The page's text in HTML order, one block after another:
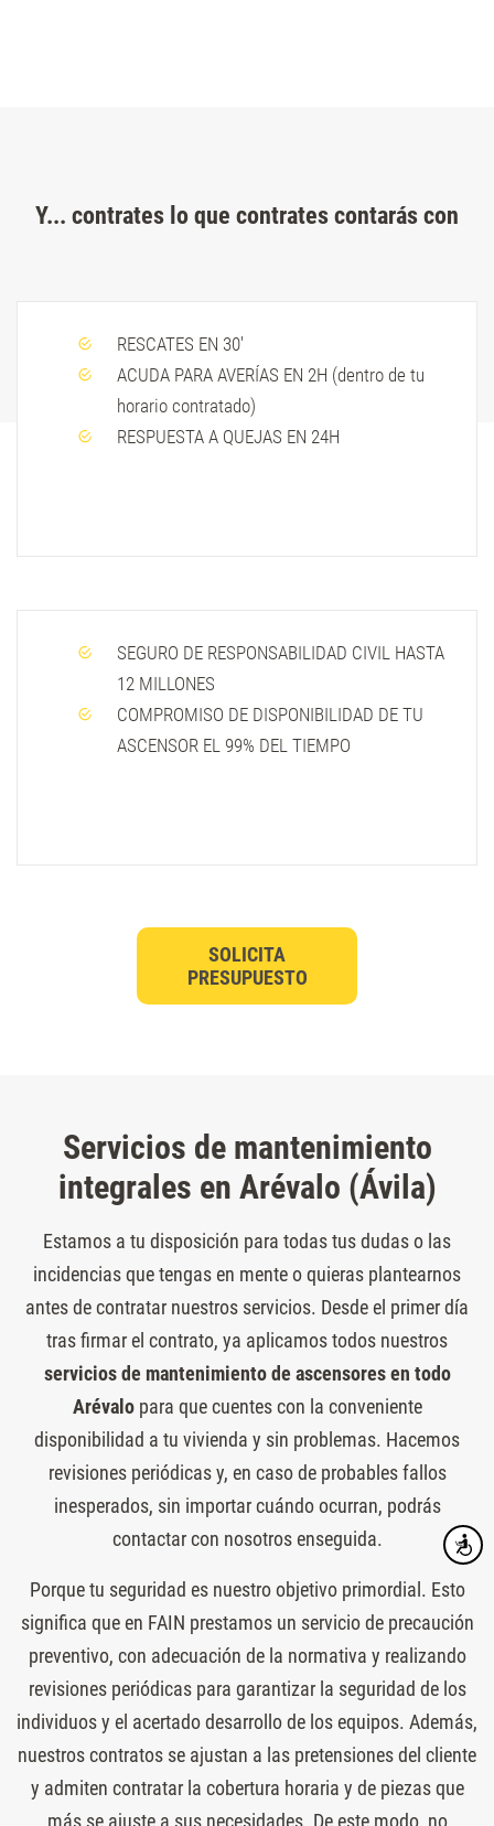
Y... contrates lo que contrates contarás con
RESCATES EN 30'
ACUDA PARA AVERÍAS EN 2H (dentro de tu
horario contratado)
RESPUESTA A QUEJAS EN 24H
SEGURO DE RESPONSABILIDAD CIVIL HASTA
12 MILLONES
COMPROMISO DE DISPONIBILIDAD DE TU
ASCENSOR EL 99% DEL TIEMPO
SOLICITA
PRESUPUESTO
Servicios de mantenimiento
integrales en Arévalo (Ávila)
Estamos a tu disposición para todas tus dudas o las
incidencias que tengas en mente o quieras plantearnos
antes de contratar nuestros servicios. Desde el primer día
tras firmar el contrato, ya aplicamos todos nuestros
servicios de mantenimiento de ascensores en todo
Arévalopara que cuentes con la conveniente
disponibilidad a tu vivienda y sin problemas. Hacemos
revisiones periódicas y, en caso de probables fallos
inesperados, sin importar cuándo ocurran, podrás
contactar con nosotros enseguida.
Porque tu seguridad es nuestro objetivo primordial. Esto
significa que en FAIN prestamos un servicio de precaución
preventivo, con adecuación de la normativa y realizando
revisiones periódicas para garantizar la seguridad de los
individuos y el acertado desarrollo de los equipos. Además,
nuestros contratos se ajustan a las pretensiones del cliente
y admiten contratar la cobertura horaria y de piezas que
más se ajuste a sus necesidades. De este modo, no